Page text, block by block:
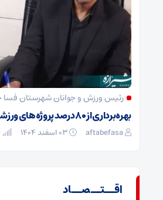
رئیس ورزش و جوانان شهرستان فسا
بهره‌برداری از ۸۰ درصد پروژه‌های ورزشی شهرستان فسا
aftabefasa
اقــتــصــاد